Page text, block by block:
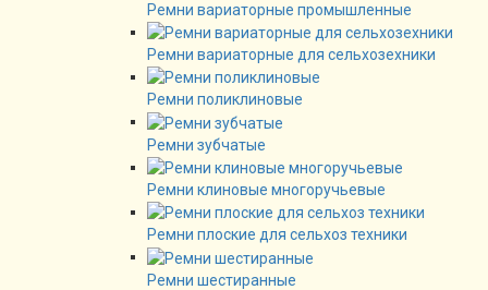
Ремни вариаторные промышленные
Ремни вариаторные для сельхозехники
Ремни поликлиновые
Ремни зубчатые
Ремни клиновые многоручьевые
Ремни плоские для сельхоз техники
Ремни шестиранные